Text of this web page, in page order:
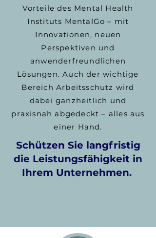
Vorteile des Mental Health
Instituts MentalGo – mit
Innovationen, neuen
Perspektiven und
anwenderfreundlichen
Lösungen. Auch der wichtige
Bereich Arbeitsschutz wird
dabei ganzheitlich und
praxisnah abgedeckt – alles aus
einer Hand.
Schützen Sie langfristig
die Leistungsfähigkeit in
Ihrem Unternehmen.